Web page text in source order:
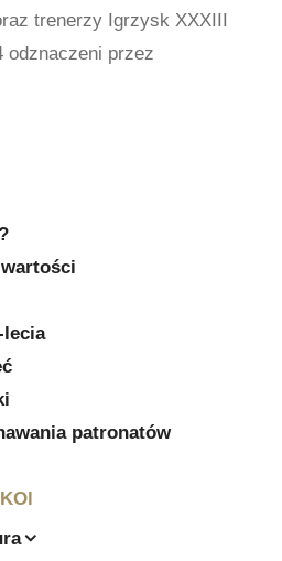
trenerzy Igrzysk XXXIII
odznaczeni przez
lecia
patronatów